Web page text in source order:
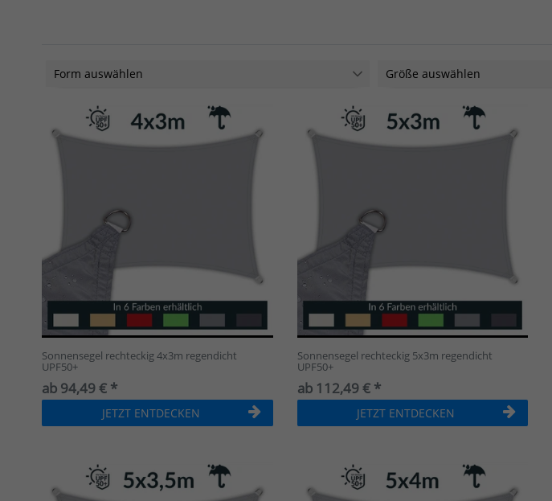
Form auswählen
Quadrat 10
Dreieck gleichschenklig
Größe auswählen
5x3m
6x3m
4x4m
4,6x4,6m
5x5m
4x4x4m
4,6x4,6x4,6m
5,6x5,6x5,6m
Sonnensegel rechteckig 4x3m regendicht
UPF50+
ab 94,49 € *
JETZT ENTDECKEN
Sonnensegel rechteckig 5x3m regendicht
UPF50+
ab 112,49 € *
JETZT ENTDECKEN